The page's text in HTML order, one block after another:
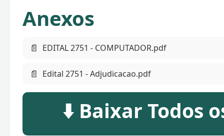
Anexos
📄 EDITAL 2751 - COMPUTADOR.pdf
📄 Edital 2751 - Adjudicacao.pdf
⬇️ Baixar Todos